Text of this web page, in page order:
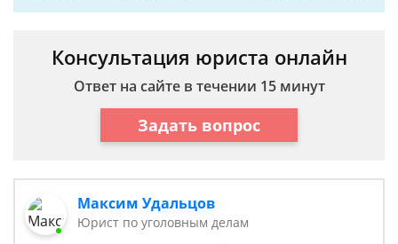
Консультация юриста онлайн
Ответ на сайте в течении 15 минут
Задать вопрос
Максим Удальцов
Юрист по уголовным делам